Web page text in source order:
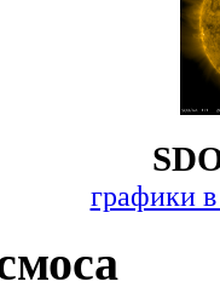
графики